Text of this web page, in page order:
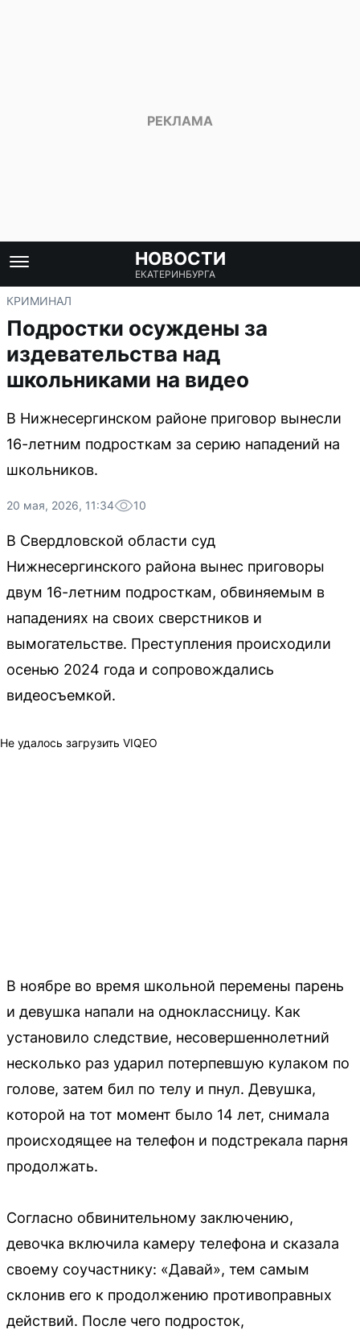
НОВОСТИ
ЕКАТЕРИНБУРГА
КРИМИНАЛ
Подростки осуждены за
издевательства над
школьниками на видео
В Нижнесергинском районе приговор вынесли
16-летним подросткам за серию нападений на
школьников.
20 мая, 2026, 11:34 10
В Свердловской области суд
Нижнесергинского района вынес приговоры
двум 16-летним подросткам, обвиняемым в
нападениях на своих сверстников и
вымогательстве. Преступления происходили
осенью 2024 года и сопровождались
видеосъемкой.
Не удалось загрузить VIQEO
В ноябре во время школьной перемены парень
и девушка напали на одноклассницу. Как
установило следствие, несовершеннолетний
несколько раз ударил потерпевшую кулаком по
голове, затем бил по телу и пнул. Девушка,
которой на тот момент было 14 лет, снимала
происходящее на телефон и подстрекала парня
продолжать.
Согласно обвинительному заключению,
девочка включила камеру телефона и сказала
своему соучастнику: «Давай», тем самым
склонив его к продолжению противоправных
действий. После чего подросток,